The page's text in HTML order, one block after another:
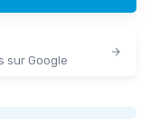
sur Google